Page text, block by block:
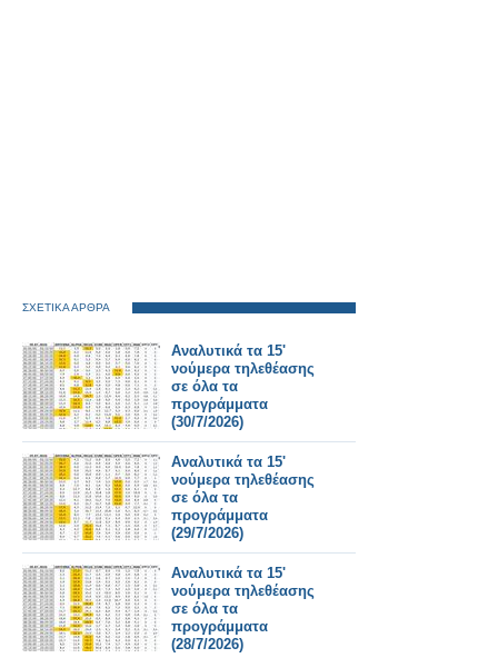
ΣΧΕΤΙΚΑ ΑΡΘΡΑ
Αναλυτικά τα 15'
νούμερα τηλεθέασης
σε όλα τα
προγράμματα
(30/7/2026)
Αναλυτικά τα 15'
νούμερα τηλεθέασης
σε όλα τα
προγράμματα
(29/7/2026)
Αναλυτικά τα 15'
νούμερα τηλεθέασης
σε όλα τα
προγράμματα
(28/7/2026)